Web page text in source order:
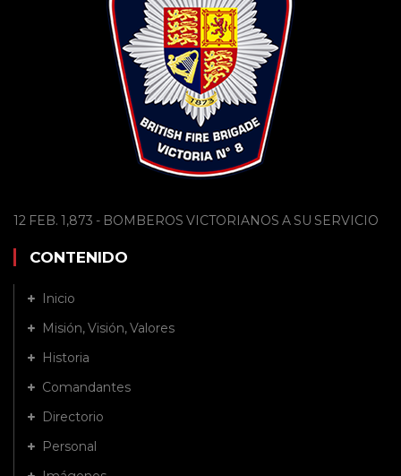
12 FEB. 1,873 - BOMBEROS VICTORIANOS A SU SERVICIO
CONTENIDO
Inicio
Misión, Visión, Valores
Historia
Comandantes
Directorio
Personal